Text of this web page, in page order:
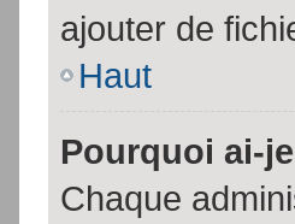
ajouter de
Haut
Pourquoi ai-
Chaque